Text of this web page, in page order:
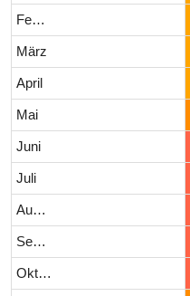
Februar
März
April
Mai
Juni
Juli
August
September
Oktober